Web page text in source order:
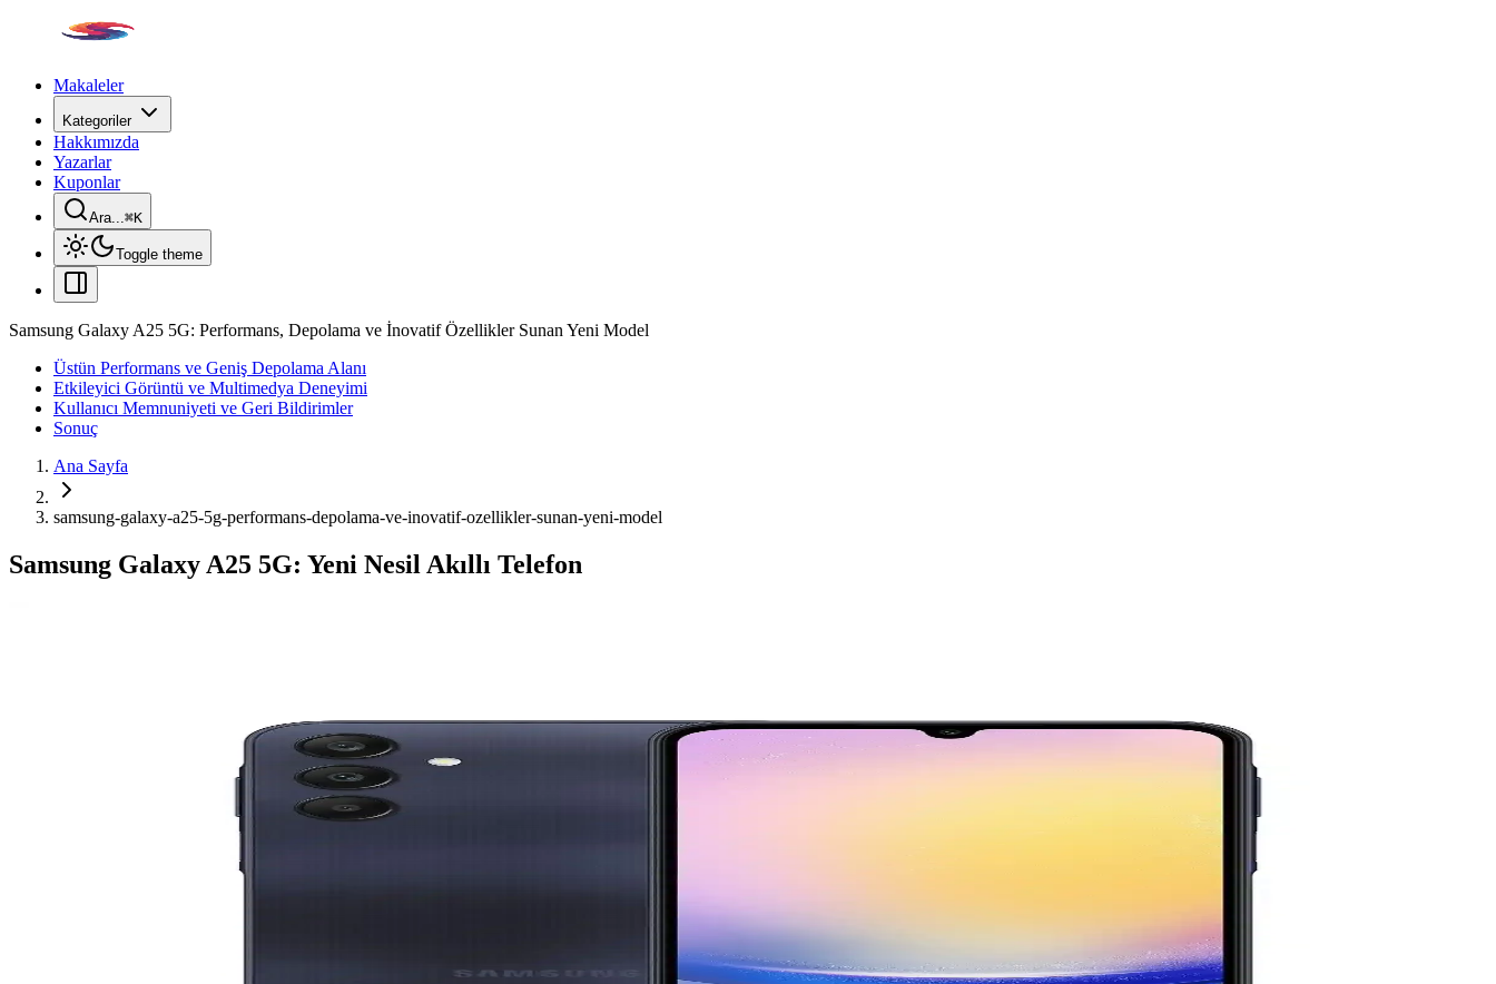
Makaleler
Kategoriler
Hakkımızda
Yazarlar
Kuponlar
Ara...⌘K
Toggle theme
Samsung Galaxy A25 5G: Performans, Depolama ve İnovatif Özellikler Sunan Yeni Model
Üstün Performans ve Geniş Depolama Alanı
Etkileyici Görüntü ve Multimedya Deneyimi
Kullanıcı Memnuniyeti ve Geri Bildirimler
Sonuç
Ana Sayfa
samsung-galaxy-a25-5g-performans-depolama-ve-inovatif-ozellikler-sunan-yeni-model
Samsung Galaxy A25 5G: Yeni Nesil Akıllı Telefon